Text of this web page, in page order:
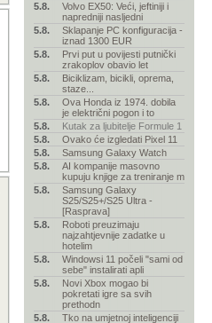
5.8.
Volvo EX50: Veći, jeftiniji i
napredniji nasljedni
5.8.
Sklapanje PC konfiguracija -
iznad 1300 EUR
5.8.
Prvi put u povijesti putnički
zrakoplov obavio let
5.8.
Biciklizam, bicikli, oprema,
staze...
5.8.
Ova Honda iz 1974. dobila
je električni pogon i to
5.8.
Kutak za ljubitelje Formule 1
5.8.
Ovako će izgledati Pixel 11
5.8.
Samsung Galaxy Watch
5.8.
AI kompanije masovno
kupuju knjige za treniranje m
5.8.
Samsung Galaxy
S25/S25+/S25 Ultra -
[Rasprava]
5.8.
Roboti preuzimaju
najzahtjevnije zadatke u
hotelim
5.8.
Windowsi 11 počeli "sami od
sebe" instalirati apli
5.8.
Novi Xbox mogao bi
pokretati igre sa svih
prethodn
5.8.
Tko na umjetnoj inteligenciji